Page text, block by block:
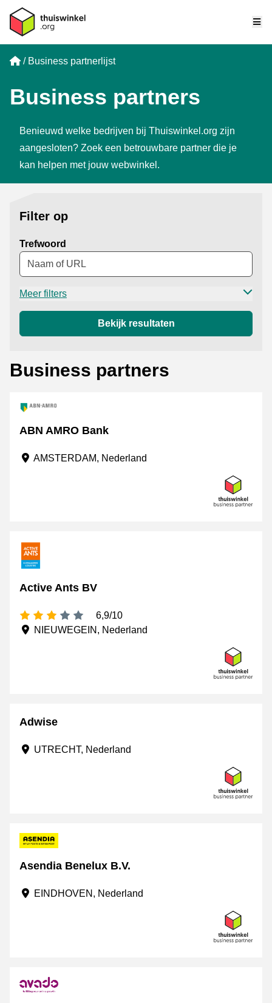
Home
Business partnerlijst
Business partners
Benieuwd welke bedrijven bij Thuiswinkel.org zijn
aangesloten? Zoek een betrouwbare partner die je
kan helpen met jouw webwinkel.
Filter op
Trefwoord
Meer filters
Bekijk resultaten
Business partners
ABN AMRO Bank
AMSTERDAM, Nederland
Active Ants BV
3 sterren
6,9/10
NIEUWEGEIN, Nederland
Adwise
UTRECHT, Nederland
Asendia Benelux B.V.
EINDHOVEN, Nederland